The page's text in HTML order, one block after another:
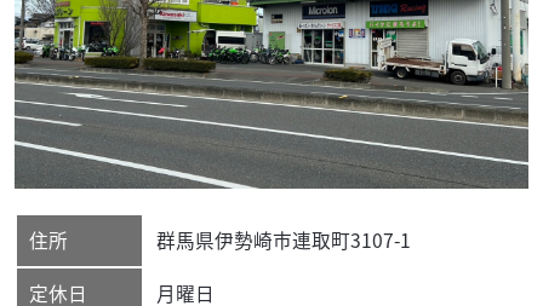
住所 群馬県伊勢崎市連取町3107-1
定休日
月曜日